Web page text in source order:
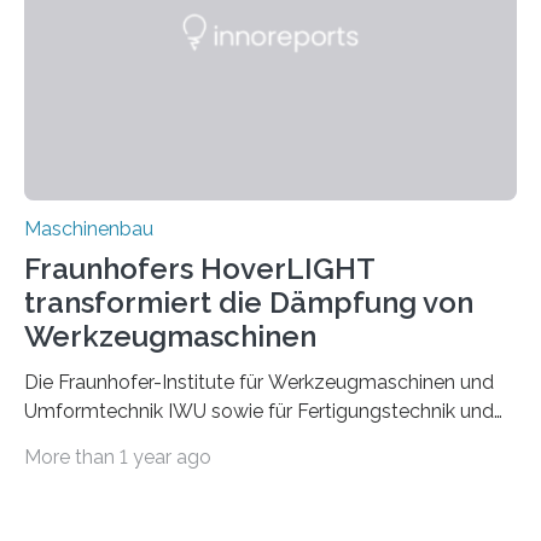
Durch den verstärkten Einsatz von Rezyklaten
Maschinenbau
Fraunhofers HoverLIGHT
transformiert die Dämpfung von
Werkzeugmaschinen
Die Fraunhofer-Institute für Werkzeugmaschinen und
Umformtechnik IWU sowie für Fertigungstechnik und
Durchbruch in der Materialforschung erzielt: Der
More than 1 year ago